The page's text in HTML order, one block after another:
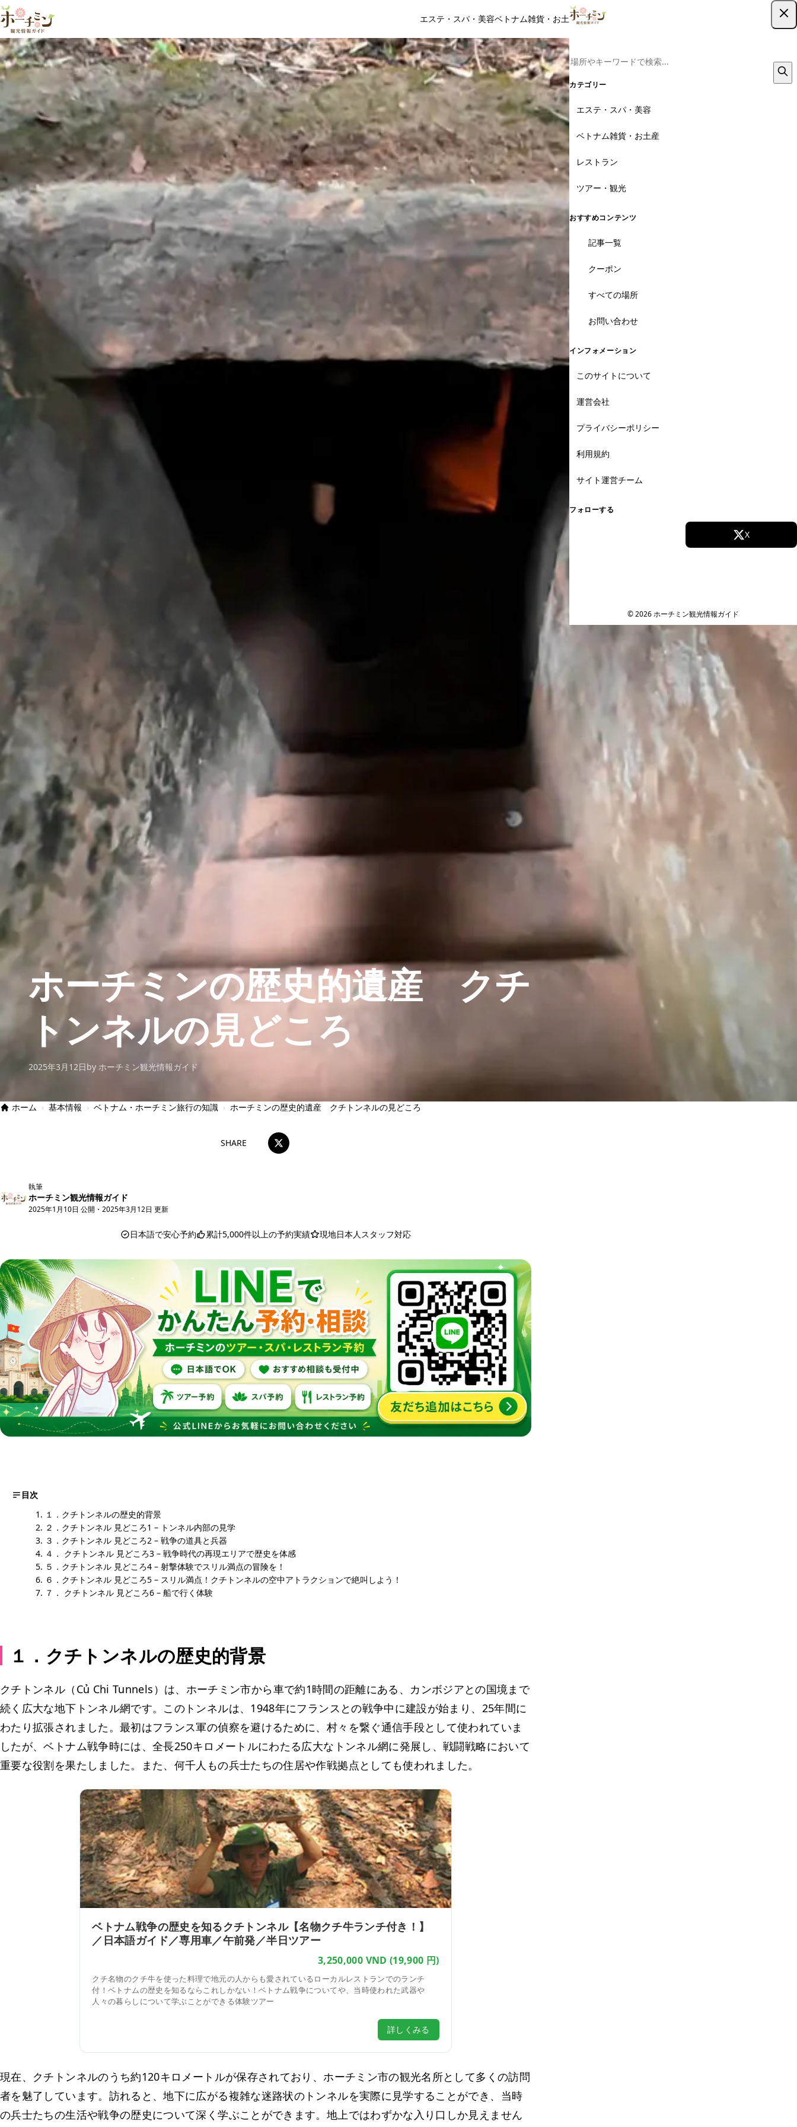
エステ・スパ・美容ベトナム雑貨・お土産レストラン
カテゴリー
エステ・スパ・美容
ベトナム雑貨・お土産
レストラン
ツアー・観光
おすすめコンテンツ
記事一覧
クーポン
すべての場所
お問い合わせ
インフォメーション
このサイトについて
運営会社
プライバシーポリシー
利用規約
サイト運営チーム
フォローする
X
© 2026 ホーチミン観光情報ガイド
ホーチミンの歴史的遺産 クチ
トンネルの見どころ
2025年3月12日by ホーチミン観光情報ガイド
ホーム › 基本情報 › ベトナム・ホーチミン旅行の知識 › ホーチミンの歴史的遺産 クチトンネルの見どころ
SHARE
執筆
ホーチミン観光情報ガイド
2025年1月10日 公開 ・ 2025年3月12日 更新
日本語で安心予約 累計5,000件以上の予約実績 現地日本人スタッフ対応
目次
１．クチトンネルの歴史的背景
２．クチトンネル 見どころ1 – トンネル内部の見学
３．クチトンネル 見どころ2 – 戦争の道具と兵器
４． クチトンネル 見どころ3 – 戦争時代の再現エリアで歴史を体感
５．クチトンネル 見どころ4 – 射撃体験でスリル満点の冒険を！
６．クチトンネル 見どころ5 – スリル満点！クチトンネルの空中アトラクションで絶叫しよう！
７． クチトンネル 見どころ6 – 船で行く体験
１．クチトンネルの歴史的背景
クチトンネル（Củ Chi Tunnels）は、ホーチミン市から車で約1時間の距離にある、カンボジアとの国境まで
続く広大な地下トンネル網です。このトンネルは、1948年にフランスとの戦争中に建設が始まり、25年間に
わたり拡張されました。最初はフランス軍の偵察を避けるために、村々を繋ぐ通信手段として使われていま
したが、ベトナム戦争時には、全長250キロメートルにわたる広大なトンネル網に発展し、戦闘戦略において
重要な役割を果たしました。また、何千人もの兵士たちの住居や作戦拠点としても使われました。
ベトナム戦争の歴史を知るクチトンネル【名物クチ牛ランチ付き！】
／日本語ガイド／専用車／午前発／半日ツアー
3,250,000 VND (19,900 円)
クチ名物のクチ牛を使った料理で地元の人からも愛されているローカルレストランでのランチ
付！ベトナムの歴史を知るならこれしかない！ベトナム戦争についてや、当時使われた武器や
人々の暮らしについて学ぶことができる体験ツアー
詳しくみる
現在、クチトンネルのうち約120キロメートルが保存されており、ホーチミン市の観光名所として多くの訪問
者を魅了しています。訪れると、地下に広がる複雑な迷路状のトンネルを実際に見学することができ、当時
の兵士たちの生活や戦争の歴史について深く学ぶことができます。地上ではわずかな入り口しか見えません